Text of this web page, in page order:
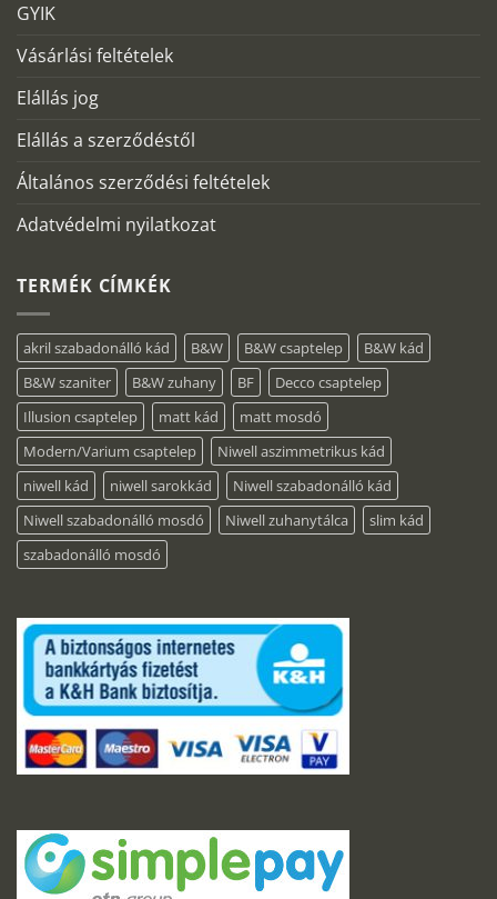
GYIK
Vásárlási feltételek
Elállás jog
Elállás a szerződéstől
Általános szerződési feltételek
Adatvédelmi nyilatkozat
TERMÉK CÍMKÉK
akril szabadonálló kád B&W B&W csaptelep
B&W kád
B&W szaniter
B&W zuhany BF
Decco csaptelep
Illusion csaptelep
matt kád
matt mosdó
Modern/Varium csaptelep
Niwell aszimmetrikus kád
niwell kád
niwell sarokkád
Niwell szabadonálló kád
Niwell szabadonálló mosdó
Niwell zuhanytálca
slim kád
szabadonálló mosdó